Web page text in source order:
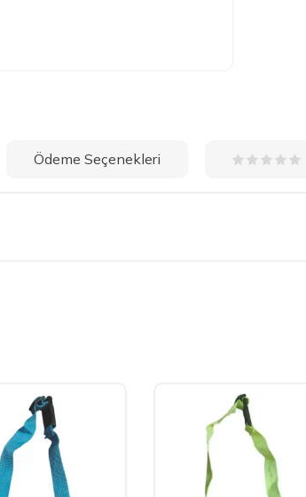
Ödeme Seçenekleri